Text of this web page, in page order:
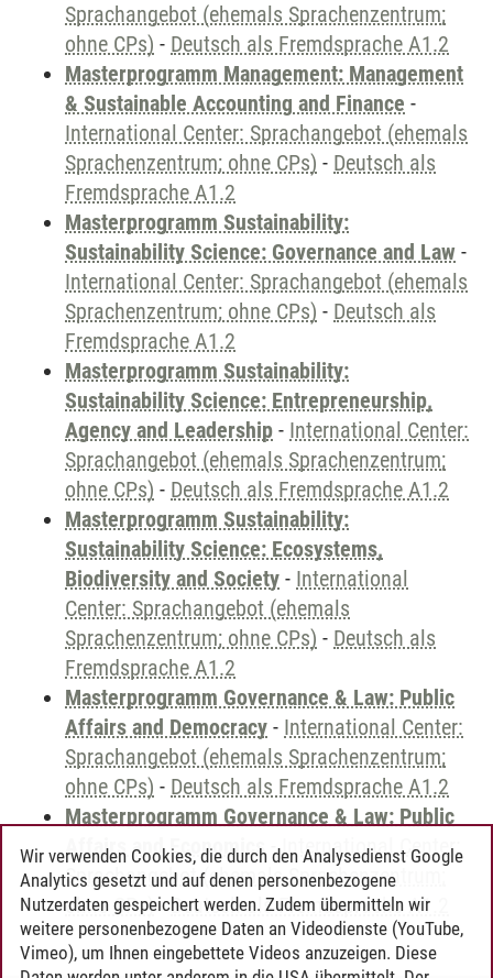
Sprachangebot (ehemals Sprachenzentrum;
ohne CPs) - Deutsch als Fremdsprache A1.2
Masterprogramm Management: Management
& Sustainable Accounting and Finance -
International Center: Sprachangebot (ehemals
Sprachenzentrum; ohne CPs) - Deutsch als
Fremdsprache A1.2
Masterprogramm Sustainability:
Sustainability Science: Governance and Law -
International Center: Sprachangebot (ehemals
Sprachenzentrum; ohne CPs) - Deutsch als
Fremdsprache A1.2
Masterprogramm Sustainability:
Sustainability Science: Entrepreneurship,
Agency and Leadership - International Center:
Sprachangebot (ehemals Sprachenzentrum;
ohne CPs) - Deutsch als Fremdsprache A1.2
Masterprogramm Sustainability:
Sustainability Science: Ecosystems,
Biodiversity and Society - International
Center: Sprachangebot (ehemals
Sprachenzentrum; ohne CPs) - Deutsch als
Fremdsprache A1.2
Masterprogramm Governance & Law: Public
Affairs and Democracy - International Center:
Sprachangebot (ehemals Sprachenzentrum;
ohne CPs) - Deutsch als Fremdsprache A1.2
Masterprogramm Governance & Law: Public
Affairs and Economics-International Center:
Sprachangebot (ehemals Sprachenzentrum;
ohne CPs)-Deutsch als Fremdsprache A1.2
Wir verwenden Cookies, die durch den Analysedienst Google
Analytics gesetzt und auf denen personenbezogene
Nutzerdaten gespeichert werden. Zudem übermitteln wir
weitere personenbezogene Daten an Videodienste (YouTube,
Vimeo), um Ihnen eingebettete Videos anzuzeigen. Diese